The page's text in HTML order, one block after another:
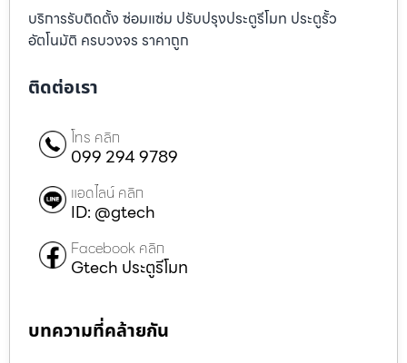
บริการรับติดตั้ง ซ่อมแซ่ม ปรับปรุงประตูรีโมท ประตูรั้ว
อัตโนมัติ ครบวงจร ราคาถูก
ติดต่อเรา
โทร คลิก
099 294 9789
แอดไลน์ คลิก
ID: @gtech
Facebook คลิก
Gtech ประตูรีโมท
บทความที่คล้ายกัน